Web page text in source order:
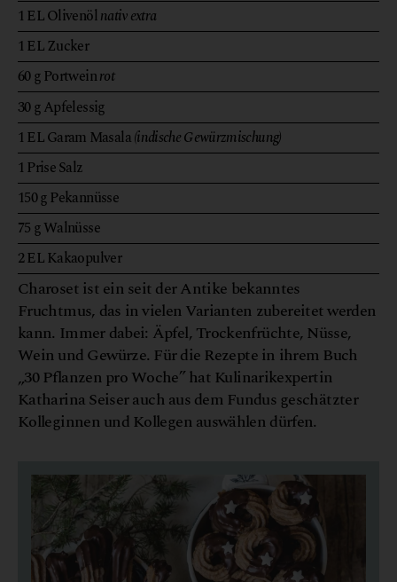
Charoset ist ein seit der Antike bekanntes
Fruchtmus, das in vielen Varianten zubereitet werden
kann. Immer dabei: Äpfel, Trockenfrüchte, Nüsse,
Wein und Gewürze. Für die Rezepte in ihrem Buch
„30 Pflanzen pro Woche” hat Kulinarikexpertin
Katharina Seiser auch aus dem Fundus geschätzter
Kolleginnen und Kollegen auswählen dürfen.
1 ELOlivenölnativ extra
1 ELZucker
60gPortweinrot
30gApfelessig
1 ELGaram Masala(indische Gewürzmischung)
1 PriseSalz
150gPekannüsse
75 gWalnüsse
2ELKakaopulver